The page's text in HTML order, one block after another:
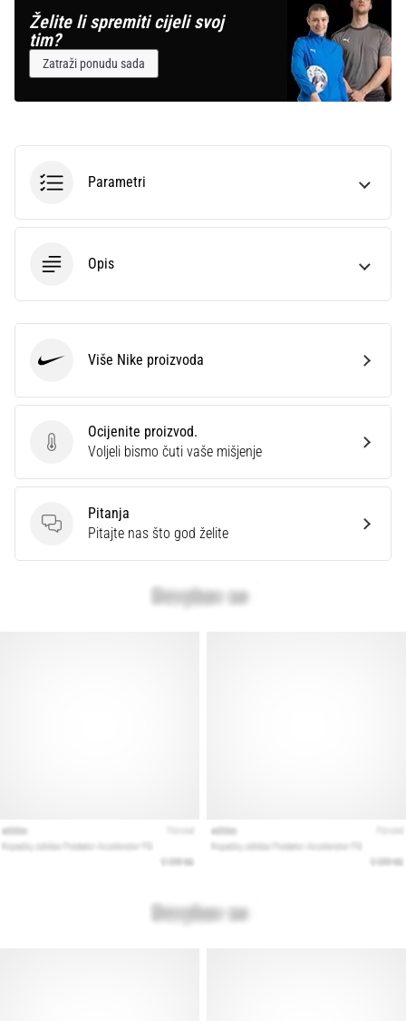
Želite li spremiti cijeli svoj
tim?
Zatraži ponudu sada
Parametri
Opis
Ocijenite proizvod.
Ocijenite proizvod.
Voljeli bismo čuti vaše mišjenje
Pitanja
Pitanja
Pitajte nas što god želite
Više Nike proizvoda